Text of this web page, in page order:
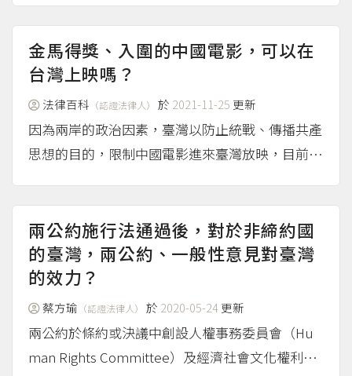
成長」、「社會進步」與「環境保護」等三大面向
下，目標於2030年前全球...（more...）
金馬得獎、入圍的中國電影，可以在
台灣上映嗎？
法律百科 （認證法律人） 於 2021-11-25 更新
因為兩岸的政治因素，臺灣以防止統戰、傳播共產
思想的目的，限制中國電影進來臺灣放映，目前每
愛情文藝、倫理親情、溫馨趣味、宮廷歷史、武俠
傳奇、懸疑驚悚、冒險動作等主題，方式則是用抽
籤決定...（more...）
兩公約施行法通過後，對於非締約國
的臺灣，兩公約、一般性意見對臺灣
的效力？
蔡方瑜 （認證法律人） 於 2020-05-24更新
兩公約於條約或決議中創設人權事務委員會（Hu
man Rights Committee）及經濟社會文化權利委